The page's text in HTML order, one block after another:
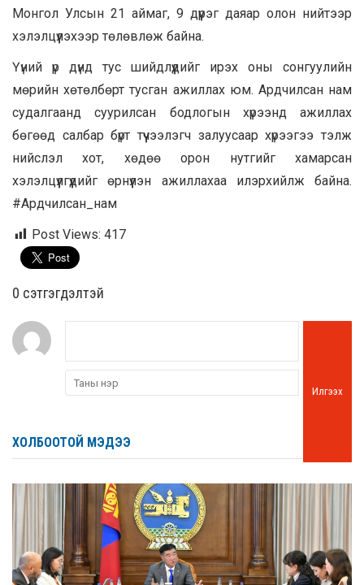
Монгол Улсын 21 аймаг, 9 дүүрэг даяар олон нийтээр
хэлэлцүүлэхээр төлөвлөж байна.
Үүний үр дүнд тус шийдлүүдийг ирэх оны сонгуулийн
мөрийн хөтөлбөрт тусган ажиллах юм. Ардчилсан нам
судалгаанд суурилсан бодлогын хүрээнд ажиллах
бөгөөд салбар бүрт түүчээлэгч залуусаар хүрээгээ тэлж
нийслэл хот, хөдөө орон нутгийг хамарсан
хэлэлцүүлгүүдийг өрнүүлэн ажиллахаа илэрхийлж байна.
#Ардчилсан_нам
Post Views: 417
0 cэтгэгдэлтэй
Илгээх
ХОЛБООТОЙ МЭДЭЭ